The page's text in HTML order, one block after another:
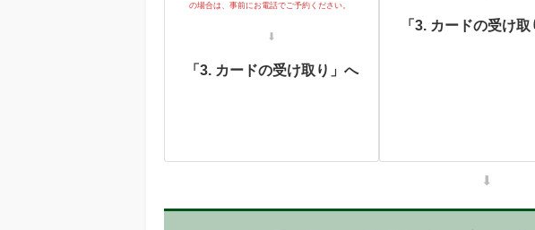
の場合は、事前にお電話でご予約ください。
⬇
「3. カードの受け取り」へ
「3. カードの受け
⬇